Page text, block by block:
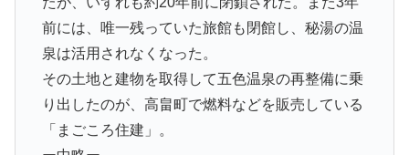
ださい。
五色温泉オートキャンプ場
はい、温泉つき！
源泉掛け流しそのままの天然温泉！